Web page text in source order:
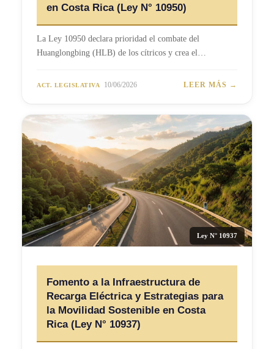
en Costa Rica (Ley N° 10950)
La Ley 10950 declara prioridad el combate del
Huanglongbing (HLB) de los cítricos y crea el…
ACT. LEGISLATIVA 10/06/2026 LEER MÁS →
Ley N° 10937
Fomento a la Infraestructura de
Recarga Eléctrica y Estrategias para
la Movilidad Sostenible en Costa
Rica (Ley N° 10937)